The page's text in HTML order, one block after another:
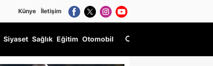
Künye İletişim
Siyaset Sağlık Eğitim Otomobil